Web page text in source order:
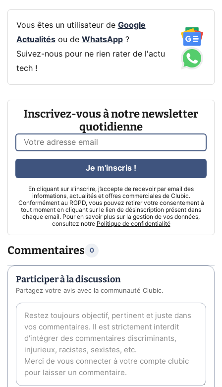
Vous êtes un utilisateur de Google
Actualitésou de WhatsApp?
Suivez-nous pour ne rien rater de l'actu
tech !
Inscrivez-vous à notre newsletter
quotidienne
En cliquant sur s'inscrire, j’accepte de recevoir par email des
informations, actualités et offres commerciales de Clubic.
Conformément au RGPD, vous pouvez retirer votre consentement à
tout moment en cliquant sur le lien de désinscription présent dans
chaque email. Pour en savoir plus sur la gestion de vos données,
consultez notre Politique de confidentialité
Je m'inscris !
Commentaires 0
Participer à la discussion
Partagez votre avis avec la communauté Clubic.